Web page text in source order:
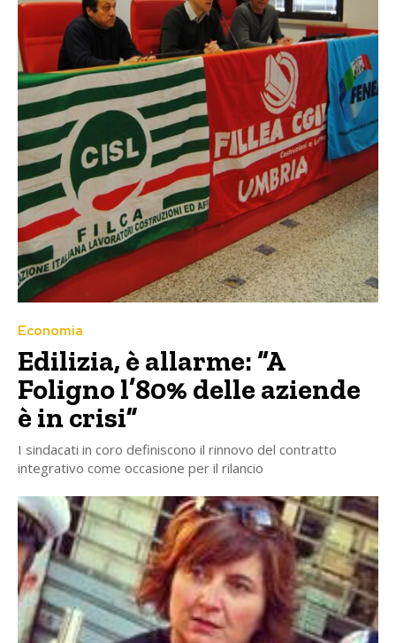
Economia
Edilizia, è allarme: “A
Foligno l’80% delle aziende
è in crisi”
I sindacati in coro definiscono il rinnovo del contratto
integrativo come occasione per il rilancio